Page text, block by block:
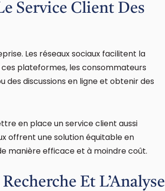
Service Client Des
Les réseaux sociaux facilitent la
plateformes, les consommateurs
discussions en ligne et obtenir des
en place un service client aussi
offrent une solution équitable en
manière efficace et à moindre coût.
Et L’Analyse